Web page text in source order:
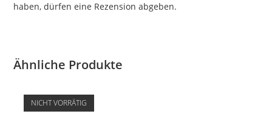
haben, dürfen eine Rezension abgeben.
Ähnliche Produkte
NICHT VORRÄTIG